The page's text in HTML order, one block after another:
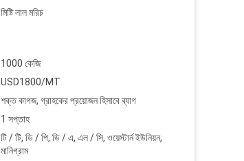
মিষ্টি লাল মরিচ
1000 কেজি
USD1800/MT
শক্ত কাগজ, গ্রাহকের প্রয়োজন হিসাবে ব্যাগ
1 সপ্তাহ
টি / টি, ডি / পি, ডি / এ, এল / সি, ওয়েস্টার্ন ইউনিয়ন,
মানিগ্রাম